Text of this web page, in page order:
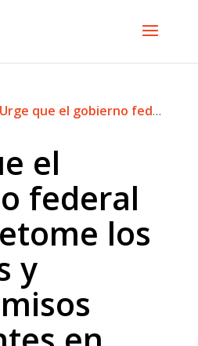
Urge que el gobierno federal electo retome los desafíos y compromisos pendientes en materia de combate a la tortura
el
federal
los
y